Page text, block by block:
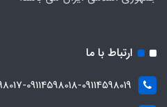
ارتباط با ما
۰۹۱۱۹۲۵۹۵۱۷-09114598017-